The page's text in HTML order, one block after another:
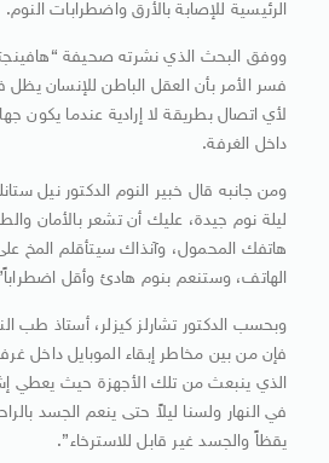
الرئيسية للإصابة بالأرق واضطرابات النوم.
ووفق البحث الذي نشرته صحيفة
فسر الأمر بأن العقل الباطن للإنسان
لأي اتصال بطريقة لا إرادية عندما يكون
داخل الغرفة.
ومن جانبه قال خبير النوم الدكتور نيل
ليلة نوم جيدة، عليك أن تشعر بالأمان
هاتفك المحمول، وآنذاك سيتأقلم المخ
الهاتف، وستنعم بنوم هادئ وأقل
وبحسب الدكتور تشارلز كيزلر، أستاذ طب
فإن من بين مخاطر إبقاء الموبايل داخل
الذي ينبعث من تلك الأجهزة حيث يعطي
في النهار ولسنا ليلاً حتى ينعم الجسد
يقظاً والجسد غير قابل للاسترخاء”.